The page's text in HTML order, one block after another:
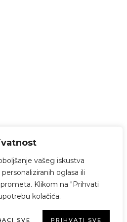
vašeg iskustva
oglasa ili
Klikom na "Prihvati
kolačića.
SVE PRIHVATI SVE